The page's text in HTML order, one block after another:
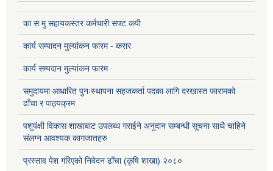
का स मु सहायकस्तर कर्मचारी सफ्ट कपी
कार्य सम्पादन मुल्यांकन फारम - करार
कार्य सम्पदान मुल्यांकन फारम
समुदायमा आधारित पुनःस्थापना सहजकर्ता पदका लागि दरखास्त फारामको
ढाँचा र पाठ्यक्रम
पशुपंक्षी विकास शाखाबाट उपलब्ध गराईने अनुदान सम्बन्धी सूचना साथै चाहिने
संलग्न आवश्यक कागजातहरु
प्रस्ताव पेश गरिएको निवेदन ढाँचा (कृषि शाखा) २०८०